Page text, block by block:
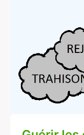
blessures
–
nuages